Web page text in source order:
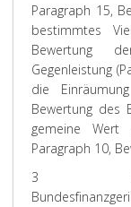
Paragraph 15,
bestimmtes
Bewertung
Gegenleistung
die
Bewertung des
gemeine Wert
Paragraph 10,
3 Im